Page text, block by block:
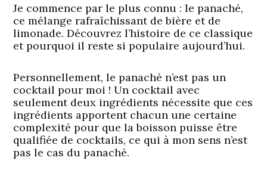
Je commence par le plus connu : le panaché,
ce mélange rafraîchissant de bière et de
limonade. Découvrez l’histoire de ce classique
et pourquoi il reste si populaire aujourd’hui.
Personnellement, le panaché n’est pas un
cocktail pour moi ! Un cocktail avec
seulement deux ingrédients nécessite que ces
ingrédients apportent chacun une certaine
complexité pour que la boisson puisse être
qualifiée de cocktails, ce qui à mon sens n’est
pas le cas du panaché.